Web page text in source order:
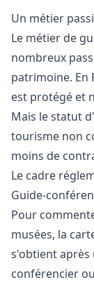
Un métier
Le métier de
nombreux
patrimoine. En
est protégé et
Mais le statut
tourisme non
moins de
Le cadre
Guide-
Pour
musées, la
s'obtient après
conférencier